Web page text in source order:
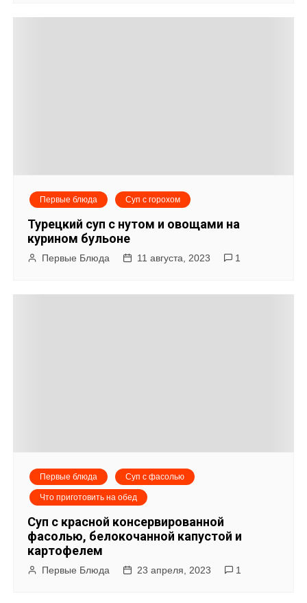
Первые блюда Суп с горохом
Турецкий суп с нутом и овощами на
курином бульоне
Первые Блюда 11 августа, 2023 1
Первые блюда Суп с фасолью
Что приготовить на обед
Суп с красной консервированной
фасолью, белокочанной капустой и
картофелем
Первые Блюда 23 апреля, 2023 1